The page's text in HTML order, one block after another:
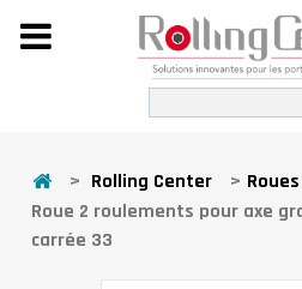
> Rolling Center >
Roue 2 roulements pour axe
carrée 33